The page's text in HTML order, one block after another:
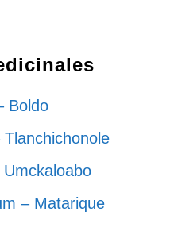
Boldo
– Matarique